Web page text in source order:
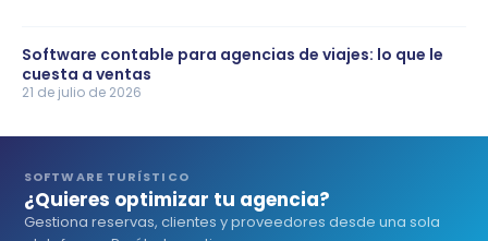
Software contable para agencias de viajes: lo que le
cuesta a ventas
21 de julio de 2026
SOFTWARE TURÍSTICO
¿Quieres optimizar tu agencia?
Gestiona reservas, clientes y proveedores desde una sola